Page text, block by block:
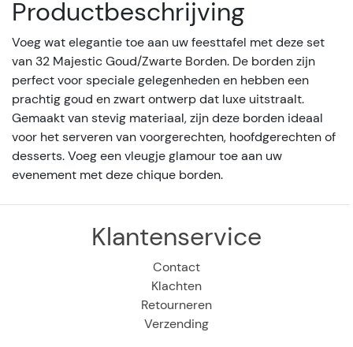
Productbeschrijving
Voeg wat elegantie toe aan uw feesttafel met deze set
van 32 Majestic Goud/Zwarte Borden. De borden zijn
perfect voor speciale gelegenheden en hebben een
prachtig goud en zwart ontwerp dat luxe uitstraalt.
Gemaakt van stevig materiaal, zijn deze borden ideaal
voor het serveren van voorgerechten, hoofdgerechten of
desserts. Voeg een vleugje glamour toe aan uw
evenement met deze chique borden.
Klantenservice
Contact
Klachten
Retourneren
Verzending